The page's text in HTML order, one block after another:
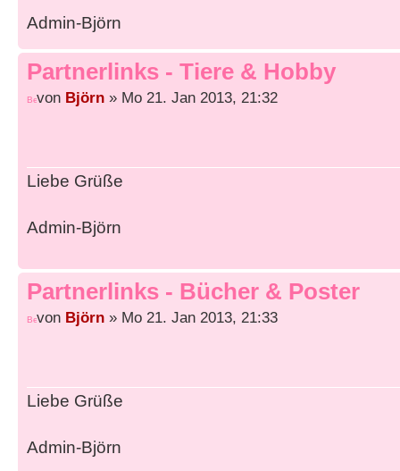
Admin-Björn
Partnerlinks - Tiere & Hobby
von Björn » Mo 21. Jan 2013, 21:32
Liebe Grüße
Admin-Björn
Partnerlinks - Bücher & Poster
von Björn » Mo 21. Jan 2013, 21:33
Liebe Grüße
Admin-Björn